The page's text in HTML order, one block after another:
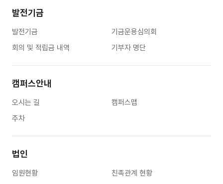
발전기금
발전기금
기금운용심의회
회의 및 적립금 내역
기부자 명단
캠퍼스안내
오시는 길
캠퍼스맵
주차
법인
임원현황
친족관계 현황